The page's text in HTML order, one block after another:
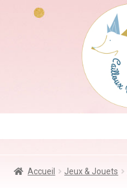
Jeux & Jouets
Accueil Jeux & Jouets